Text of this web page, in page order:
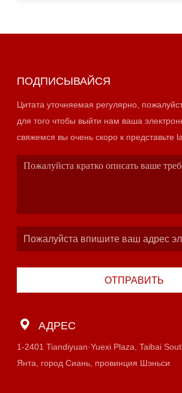
ПОДПИСЫВАЙСЯ
Цитата уточняемая регулярно,
для того чтобы выйти нам ваша
свяжемся вы очень скоро к
ОТПРАВИТЬ
АДРЕС
1-2401 Tiandiyuan·Yuexi Plaza, Taibai
Янта, город Сиань, провинция Шэньси